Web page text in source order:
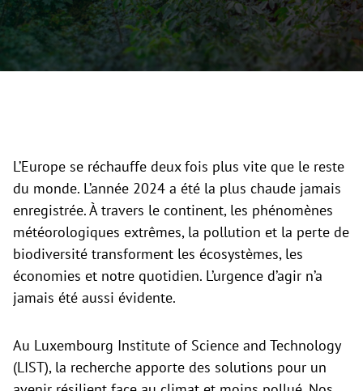
L’Europe se réchauffe deux fois plus vite que le reste
du monde. L’année 2024 a été la plus chaude jamais
enregistrée. À travers le continent, les phénomènes
météorologiques extrêmes, la pollution et la perte de
biodiversité transforment les écosystèmes, les
économies et notre quotidien. L’urgence d’agir n’a
jamais été aussi évidente.
Au Luxembourg Institute of Science and Technology
(LIST), la recherche apporte des solutions pour un